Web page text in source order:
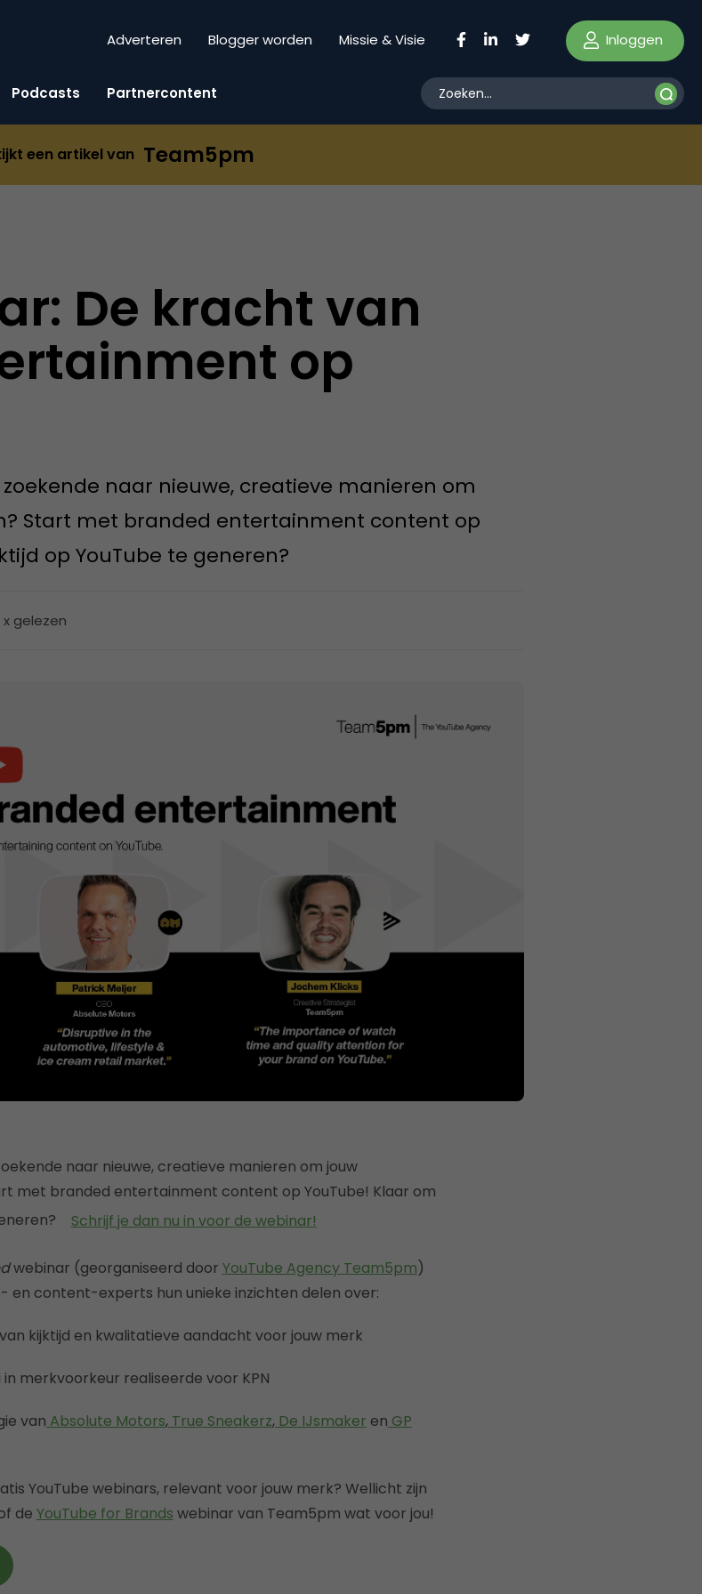
Adverteren Blogger worden Missie & Visie Inloggen
Podcasts Partnercontent
een artikel van Team5pm
De kracht van
op
naar nieuwe, creatieve manieren om
Start met branded entertainment content op
op YouTube te generen?
x gelezen
naar nieuwe, creatieve manieren om jouw
met branded entertainment content op YouTube! Klaar om
Schrijf je dan nu in voor de webinar!
webinar (georganiseerd door YouTube Agency Team5pm)
en content-experts hun unieke inzichten delen over:
kijktijd en kwalitatieve aandacht voor jouw merk
in merkvoorkeur realiseerde voor KPN
van Absolute Motors,True Sneakerz,De IJsmaker en GP
YouTube webinars, relevant voor jouw merk? Wellicht zijn
de YouTube for Brands webinar van Team5pm wat voor jou!